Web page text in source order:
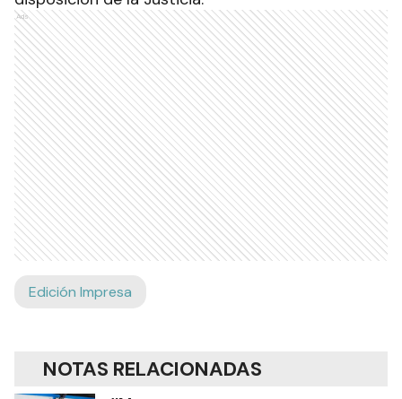
con la colaboración de integrantes de la División
Canes, que realizaron la búsqueda punto a punto
en las viviendas.
El detenido y lo secuestrado fueron trasladados
a la dependencia policial, donde el hombre fue
notificado de su situación legal y quedó a
disposición de la Justicia.
Ads